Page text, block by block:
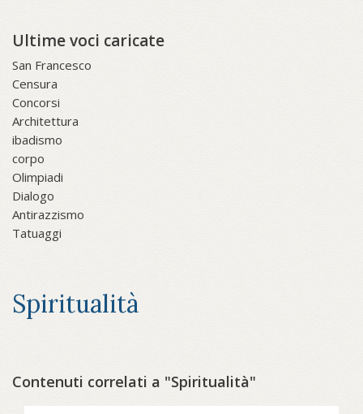
Ultime voci caricate
San Francesco
Censura
Concorsi
Architettura
ibadismo
corpo
Olimpiadi
Dialogo
Antirazzismo
Tatuaggi
Spiritualità
Contenuti correlati a "Spiritualità"